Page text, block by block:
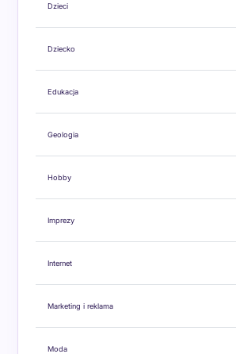
Dzieci
Dziecko
Edukacja
Geologia
Hobby
Imprezy
Internet
Marketing i reklama
Moda